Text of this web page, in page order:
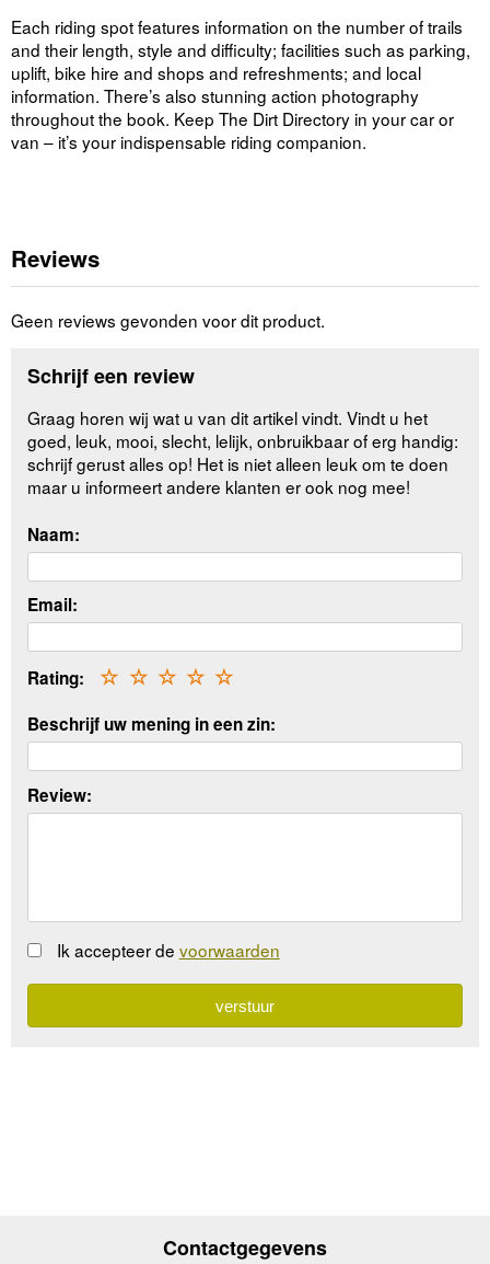
Each riding spot features information on the number of trails
and their length, style and difficulty; facilities such as parking,
uplift, bike hire and shops and refreshments; and local
information. There’s also stunning action photography
throughout the book. Keep The Dirt Directory in your car or
van – it’s your indispensable riding companion.
Reviews
Geen reviews gevonden voor dit product.
Schrijf een review
Graag horen wij wat u van dit artikel vindt. Vindt u het
goed, leuk, mooi, slecht, lelijk, onbruikbaar of erg handig:
schrijf gerust alles op! Het is niet alleen leuk om te doen
maar u informeert andere klanten er ook nog mee!
Naam:
Email:
Rating: ☆
☆
☆
☆
☆
Beschrijf uw mening in een zin:
Review:
Ik accepteer de voorwaarden
Contactgegevens